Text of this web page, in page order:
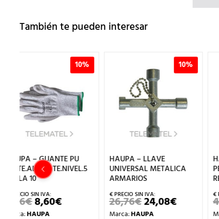
También te pueden interesar
HAUPA – LLAVE
UNIVERSAL METALICA
ARMARIOS
26,76€EL
PRECIO
24,08 PRECIO
Marca:HAUPA
HAUPA – ALICATE
PELACABLES
REGULAB.VDE 160mm
40,04€EL
PRECIO
36,04
Marca:HAUPA